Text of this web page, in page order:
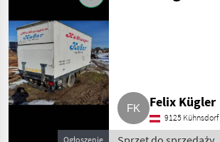
Ogłoszenie
Felix Kügler
9125 Kühnsdorf